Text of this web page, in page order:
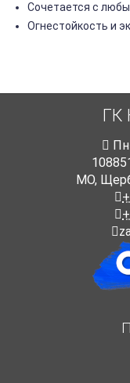
Сочетается с
Огнестойкость и
ГК
МО,